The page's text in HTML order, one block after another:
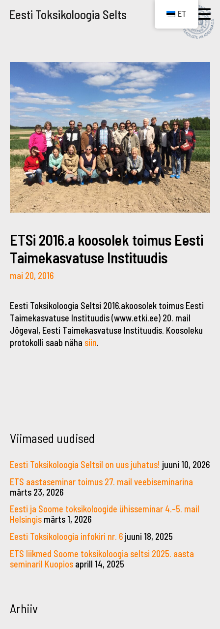
Eesti Toksikoloogia Selts
ETSi 2016.a koosolek toimus Eesti
Taimekasvatuse Instituudis
mai 20, 2016
Eesti Toksikoloogia Seltsi 2016.akoosolek toimus Eesti
Taimekasvatuse Instituudis (www.etki.ee) 20. mail
Jõgeval, Eesti Taimekasvatuse Instituudis. Koosoleku
protokolli saab näha siin.
Viimased uudised
Eesti Toksikoloogia Seltsil on uus juhatus! juuni 10, 2026
ETS aastaseminar toimus 27. mail veebiseminarina
märts 23, 2026
Eesti ja Soome toksikoloogide ühisseminar 4.–5. mail
Helsingis märts 1, 2026
Eesti Toksikoloogia infokiri nr. 6 juuni 18, 2025
ETS liikmed Soome toksikoloogia seltsi 2025. aasta
seminaril Kuopios aprill 14, 2025
Arhiiv
ET